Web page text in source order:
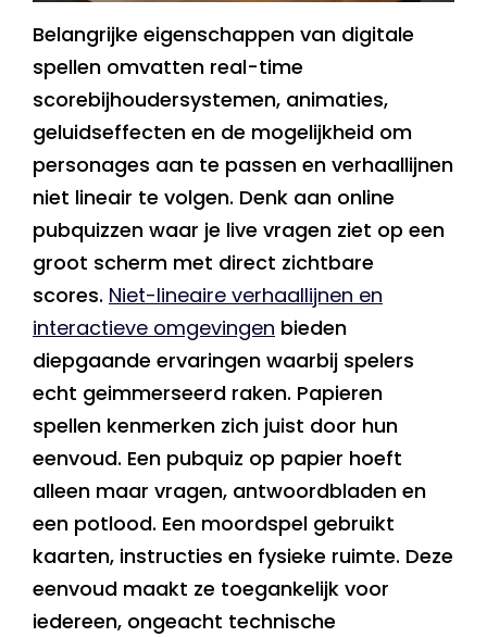
Belangrijke eigenschappen van digitale
spellen omvatten real-time
scorebijhoudersystemen, animaties,
geluidseffecten en de mogelijkheid om
personages aan te passen en verhaallijnen
niet lineair te volgen. Denk aan online
pubquizzen waar je live vragen ziet op een
groot scherm met direct zichtbare
scores. Niet-lineaire verhaallijnen en
interactieve omgevingen bieden
diepgaande ervaringen waarbij spelers
echt geimmerseerd raken. Papieren
spellen kenmerken zich juist door hun
eenvoud. Een pubquiz op papier hoeft
alleen maar vragen, antwoordbladen en
een potlood. Een moordspel gebruikt
kaarten, instructies en fysieke ruimte. Deze
eenvoud maakt ze toegankelijk voor
iedereen, ongeacht technische